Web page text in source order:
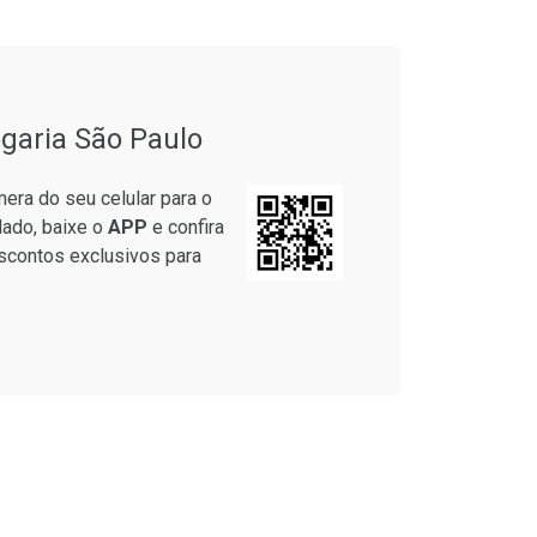
cada
cada
Por R$ 21,86/cada
Por R$ 21,86/cada
São Paulo
do seu celular para o
baixe o APP e confira
exclusivos para